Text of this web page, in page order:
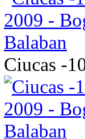
Ciucas -